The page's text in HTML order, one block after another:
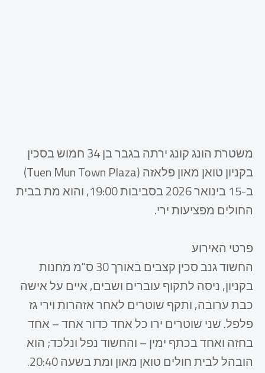
משטרת הונג קונג ירתה בגבר בן 34 חמוש בסכין
בקניון טואן מאון פלאזה (Tuen Mun Town Plaza)
ב-15 בינואר 2026 בסביבות 19:00, והוא מת בבית
החולים מפציעות ירי.
​פרטי האירוע
החשוד גנב סכין קצבים באורך 30 ס"מ מחנות
בקניון, ניסה לתקוף עוברים ושבים, איים על אישה
כבת ערובה, ותקף שוטרים לאחר אזהרות וירי גז
פלפל. שני שוטרים ירו כל אחד כדור אחד – אחד
בחזה ואחד בכתף ימין – והחשוד נפל ונלכד; הוא
הובהל לבית חולים טואן מאון ומת בשעה 20:40.